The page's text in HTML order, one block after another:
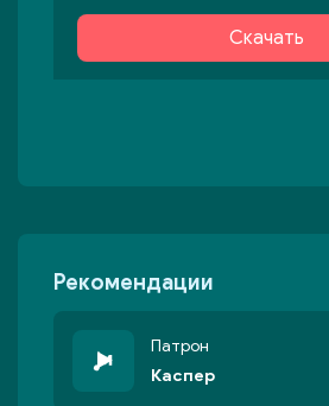
Скачать
Рекомендации
Патрон
Каспер